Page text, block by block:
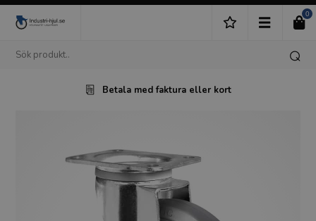
0
Betala med faktura eller kort